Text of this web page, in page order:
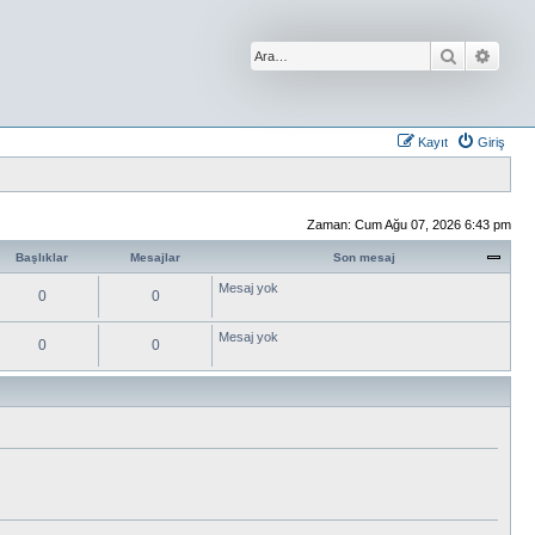
Ara
Giriş
Kayıt
Zaman: Cum Ağu 07, 2026 6:43 pm
Başlıklar Mesajlar Son mesaj
0 0 Mesaj yok
0 0 Mesaj yok